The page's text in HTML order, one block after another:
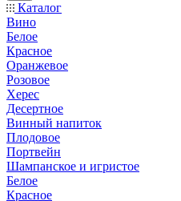
Каталог
Вино
Белое
Красное
Оранжевое
Розовое
Херес
Десертное
Винный напиток
Плодовое
Портвейн
Шампанское и игристое
Белое
Красное